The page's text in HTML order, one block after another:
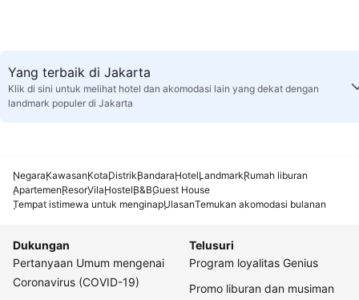
Yang terbaik di Jakarta
Klik di sini untuk melihat hotel dan akomodasi lain yang dekat dengan
landmark populer di Jakarta
NegaraKawasanKotaDistrikBandaraHotelLandmarkRumah liburan
ApartemenResorVilaHostelB&BGuest House
Tempat istimewa untuk menginapUlasanTemukan akomodasi bulanan
Dukungan
Pertanyaan Umum mengenai
Coronavirus (COVID-19)
Telusuri
Program loyalitas Genius
Promo liburan dan musiman